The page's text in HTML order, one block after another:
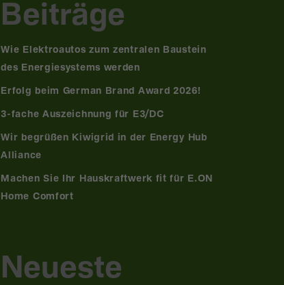
Beiträge
Wie Elektroautos zum zentralen Baustein
des Energiesystems werden
Erfolg beim German Brand Award 2026!
3-fache Auszeichnung für E3/DC
Wir begrüßen Kiwigrid in der Energy Hub
Alliance
Machen Sie Ihr Hauskraftwerk fit für E.ON
Home Comfort
Neueste